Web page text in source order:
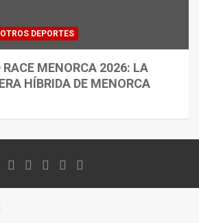
OTROS DEPORTES
RACE MENORCA 2026: LA
HÍBRIDA DE MENORCA